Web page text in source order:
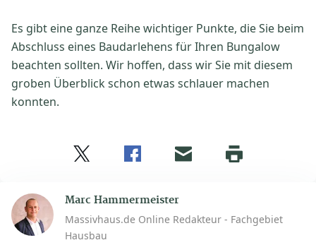
Es gibt eine ganze Reihe wichtiger Punkte, die Sie beim
Abschluss eines Baudarlehens für Ihren Bungalow
beachten sollten. Wir hoffen, dass wir Sie mit diesem
groben Überblick schon etwas schlauer machen
konnten.
Marc Hammermeister
Massivhaus.de Online Redakteur - Fachgebiet
Hausbau